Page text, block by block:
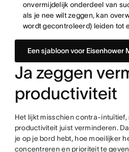
onvermijdelijk onderdeel van
als je nee wilt zeggen, kan
wordt gecontroleerd) leiden tot
Een sjabloon voor Eisenhower
Ja zeggen
productiviteit
Het lijkt misschien contra-intuïtief,
productiviteit juist verminderen.
je op je bord hebt, hoe moeilijker
concentreren en prioriteit te